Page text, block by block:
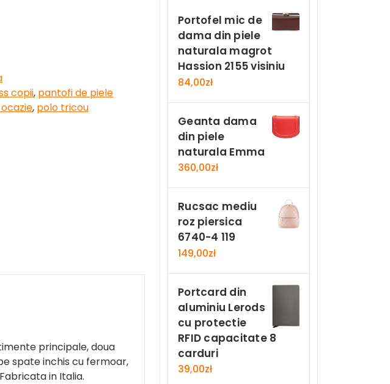
copii, pantofi de piele
, polo tricou
principale, doua
spate inchis cu fermoar,
in Italia.
Portofel mic de
dama din piele
naturala magrot
Hassion 2155 visiniu
84,00zł
Geanta dama
din piele
naturala Emma
360,00zł
Rucsac mediu
roz piersica
6740-4 119
149,00zł
Portcard din
aluminiu Lerods
cu protectie
RFID capacitate 8
carduri
39,00zł